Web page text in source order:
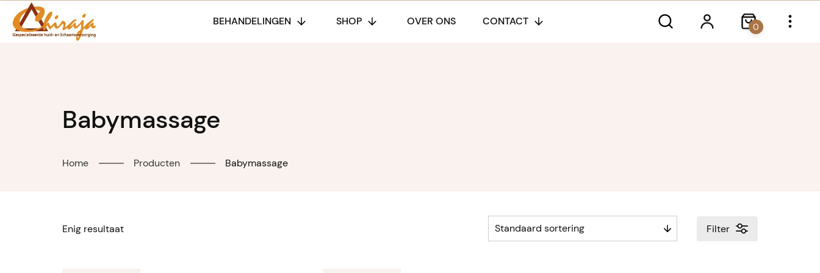
content
BEHANDELINGEN SHOP OVER ONS CONTACT 0
Babymassage
Home Producten Babymassage
Filter
Enig resultaat